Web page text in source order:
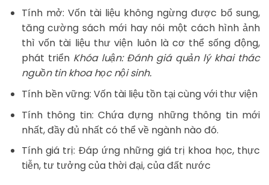
Tính mở: Vốn tài liệu không ngừng được bổ sung,
tăng cường sách mới hay nói một cách hình ảnh
thì vốn tài liệu thư viện luôn là cơ thể sống động,
phát triển Khóa luận: Đánh giá quản lý khai thác
nguồn tin khoa học nội sinh.
Tính bền vững: Vốn tài liệu tồn tại cùng với thư viện
Tính thông tin: Chứa đựng những thông tin mới
nhất, đầy đủ nhất có thể về ngành nào đó.
Tính giá trị: Đáp ứng những giá trị khoa học, thực
tiễn, tư tưởng của thời đại, của đất nước